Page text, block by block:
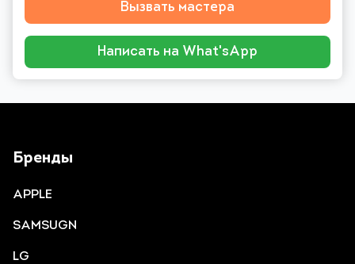
Вызвать мастера
Написать на What'sApp
Бренды
APPLE
SAMSUGN
LG